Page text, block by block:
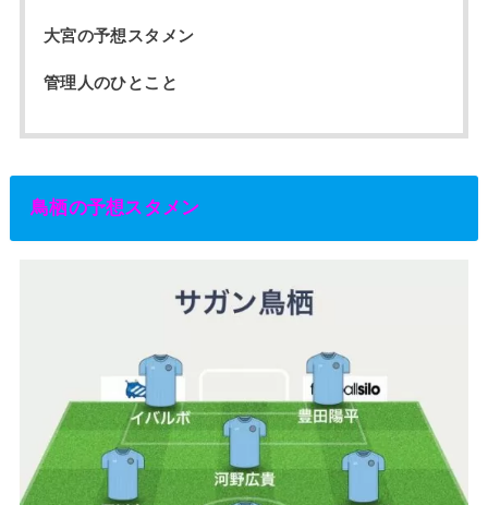
大宮の予想スタメン
管理人のひとこと
鳥栖の予想スタメン